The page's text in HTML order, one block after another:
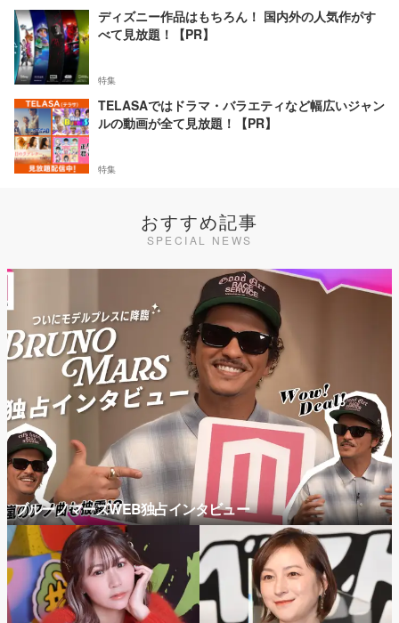
ディズニー作品はもちろん！ 国内外の人気作がす
べて見放題！【PR】
特集
TELASAではドラマ・バラエティなど幅広いジャン
ルの動画が全て見放題！【PR】
特集
おすすめ記事
SPECIAL NEWS
ブルーノマーズWEB独占インタビュー